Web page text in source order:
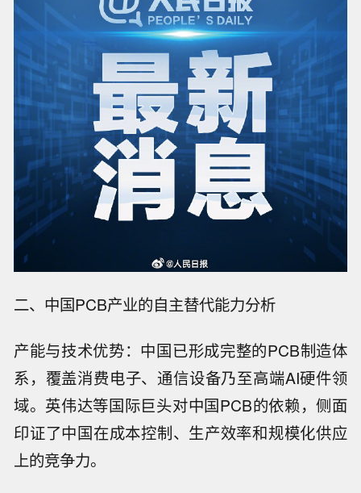
二、中国PCB产业的自主替代能力分析
产能与技术优势：中国已形成完整的PCB制造体
系，覆盖消费电子、通信设备乃至高端AI硬件领
域。英伟达等国际巨头对中国PCB的依赖，侧面
印证了中国在成本控制、生产效率和规模化供应
上的竞争力。